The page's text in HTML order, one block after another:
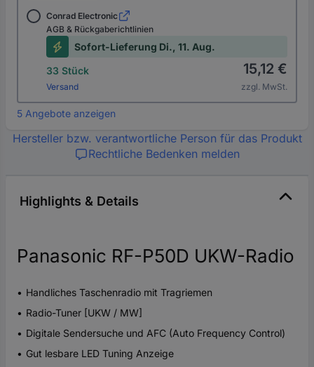
Conrad Electronic
AGB & Rückgaberichtlinien
Sofort-Lieferung Di., 11. Aug.
33 Stück
Versand
15,12 €
zzgl. MwSt.
5 Angebote anzeigen
Hersteller bzw. verantwortliche Person für das Produkt
Rechtliche Bedenken melden
Highlights & Details
Panasonic RF-P50D UKW-Radio
Handliches Taschenradio mit Tragriemen
Radio-Tuner [UKW / MW]
Digitale Sendersuche und AFC (Auto Frequency Control)
Gut lesbare LED Tuning Anzeige